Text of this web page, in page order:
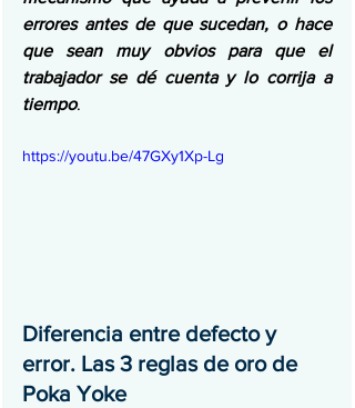
errores antes de que sucedan, o hace
que sean muy obvios para que el
trabajador se dé cuenta y lo corrija a
tiempo.
https://youtu.be/47GXy1Xp-Lg
Diferencia entre defecto y
error. Las 3 reglas de oro de
Poka Yoke